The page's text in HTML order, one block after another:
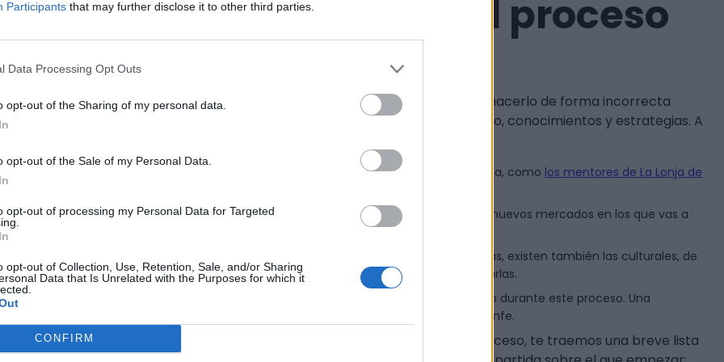
Participants that may further disclose it to other third parties.
Data Processing Opt Outs
opt-out of the Sharing of my personal data.
opt-out of the Sale of my Personal Data.
opt-out of processing my Personal Data for Targeted
opt-out of Collection, Use, Retention, Sale, and/or Sharing
Data that Is Unrelated with the Purposes for which it
CONFIRM
Consejos y pasos para el proceso
de internacionalización
La internacionalización de tu startup puede traer grandes beneficios, pero hacerlo de forma incorrecta
puede significar el fin de tu negocio. Es un proceso largo, que requiere tiempo, conocimientos y estrategias. A
Busca asesoramiento. Contar con apoyo y asesoramiento de expertos en este área, como los mentores de La Lonja de
Adáptate al mercado. Aprende el idioma, los valores, cultura y necesidades de los nuevos mercados en los que vas a
Ten en cuenta las barreras no arancelarias. Los aranceles no son las únicas barreras, existen también las culturales, de
pago, de transporte, normativas… Investígalas todas y ten en cuenta cómo superarlas.
Coordínate con tu equipo. Es crucial que todo tu equipo esté al tanto y coordinado durante este proceso. Una
comunicación clara y colaboración son dos factores fundamentales para que triunfe.
Por otro lado, para que puedas contar con una visión general de todo el proceso, te traemos una breve lista